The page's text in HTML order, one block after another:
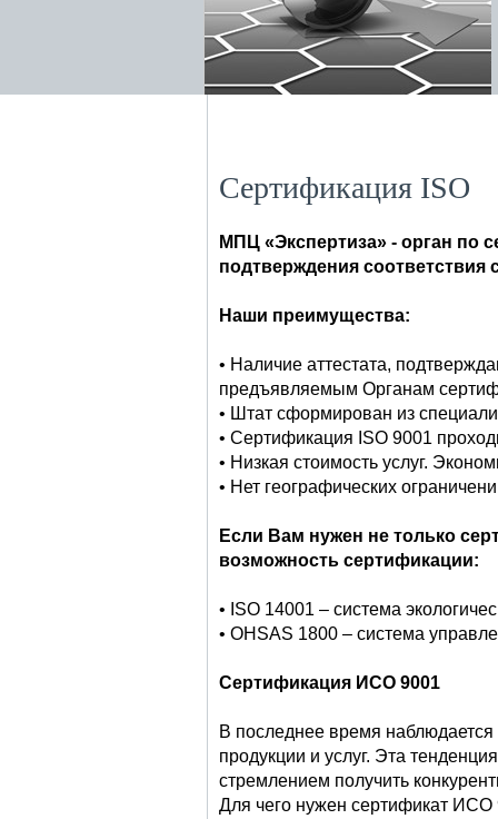
Сертификация ISO
МПЦ «Экспертиза» - орган
подтверждения соответствия
Наши преимущества:
• Наличие аттестата,
предъявляемым Органам
• Штат сформирован из
• Сертификация ISO 9001
• Низкая стоимость услуг.
• Нет географических
Если Вам нужен не только
возможность сертификации:
• ISO 14001 – система
• OHSAS 1800 – система
Сертификация ИСО 9001
В последнее время наблюдается
продукции и услуг. Эта
стремлением получить
Для чего нужен сертификат ИСО